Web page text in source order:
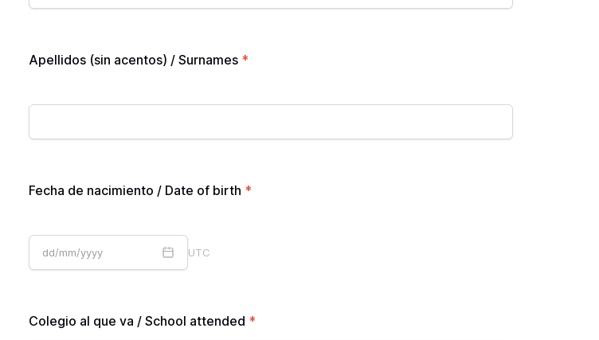
Apellidos (sin acentos) / Surnames *
Fecha de nacimiento / Date of birth *
UTC
Colegio al que va / School attended *